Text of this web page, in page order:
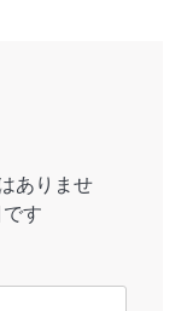
ありませ
す